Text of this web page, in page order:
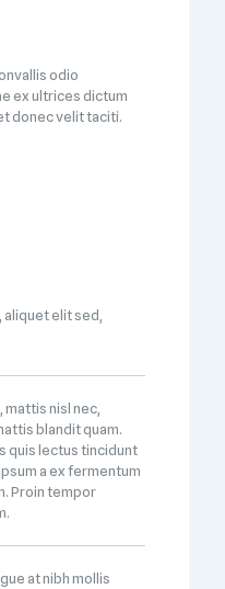
odio
ex ultrices dictum
donec velit taciti.
aliquet elit sed,
mattis nisl nec,
blandit quam.
quis lectus tincidunt
a ex fermentum
Proin tempor
at nibh mollis